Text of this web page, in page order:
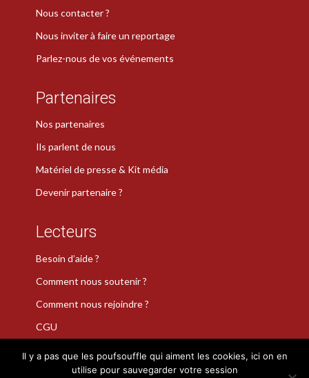
Nous contacter ?
Nous inviter à faire un reportage
Parlez-nous de vos événements
Partenaires
Nos partenaires
Ils parlent de nous
Matériel de presse & Kit média
Devenir partenaire ?
Lecteurs
Besoin d’aide ?
Comment nous soutenir ?
Comment nous rejoindre ?
CGU
Il y a pas que les poufsouffle qui aiment les cookies, ici on en
utilise pour sauvegarder votre session